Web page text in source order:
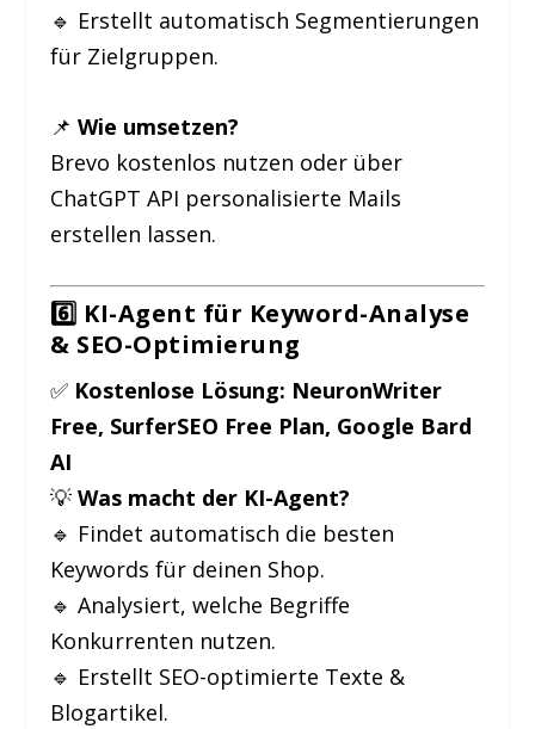
🔹 Erstellt automatisch Segmentierungen
für Zielgruppen.
📌Wie umsetzen?
Brevo kostenlos nutzen oder über
ChatGPT API personalisierte Mails
erstellen lassen.
6️⃣ KI-Agent für Keyword-Analyse
& SEO-Optimierung
✅ Kostenlose Lösung: NeuronWriter
Free, SurferSEO Free Plan, Google Bard
AI
💡Was macht der KI-Agent?
🔹 Findet automatisch die besten
Keywords für deinen Shop.
🔹 Analysiert, welche Begriffe
Konkurrenten nutzen.
🔹 Erstellt SEO-optimierte Texte &
Blogartikel.